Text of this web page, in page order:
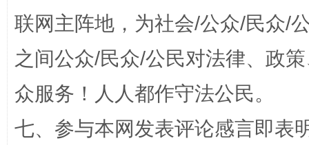
“蜀中异人”王建安的艺术幻境
联网主阵地，为社会/公众/民众/
之间公众/民众/公民对法律、政
众服务！人人都作守法公民。
七、参与本网发表评论感言即表